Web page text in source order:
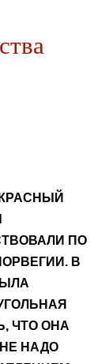
ПО
В
ЧТО ОНА
НАДО